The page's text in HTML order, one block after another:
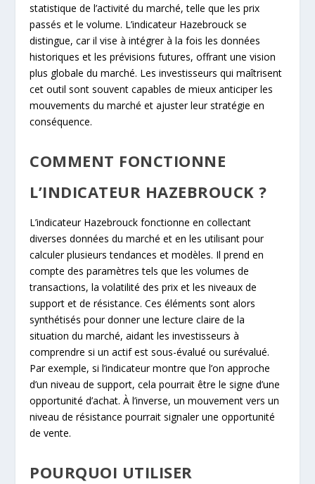
statistique de l’activité du marché, telle que les prix
passés et le volume. L’indicateur Hazebrouck se
distingue, car il vise à intégrer à la fois les données
historiques et les prévisions futures, offrant une vision
plus globale du marché. Les investisseurs qui maîtrisent
cet outil sont souvent capables de mieux anticiper les
mouvements du marché et ajuster leur stratégie en
conséquence.
COMMENT FONCTIONNE
L’INDICATEUR HAZEBROUCK ?
L’indicateur Hazebrouck fonctionne en collectant
diverses données du marché et en les utilisant pour
calculer plusieurs tendances et modèles. Il prend en
compte des paramètres tels que les volumes de
transactions, la volatilité des prix et les niveaux de
support et de résistance. Ces éléments sont alors
synthétisés pour donner une lecture claire de la
situation du marché, aidant les investisseurs à
comprendre si un actif est sous-évalué ou surévalué.
Par exemple, si l’indicateur montre que l’on approche
d’un niveau de support, cela pourrait être le signe d’une
opportunité d’achat. À l’inverse, un mouvement vers un
niveau de résistance pourrait signaler une opportunité
de vente.
POURQUOI UTILISER